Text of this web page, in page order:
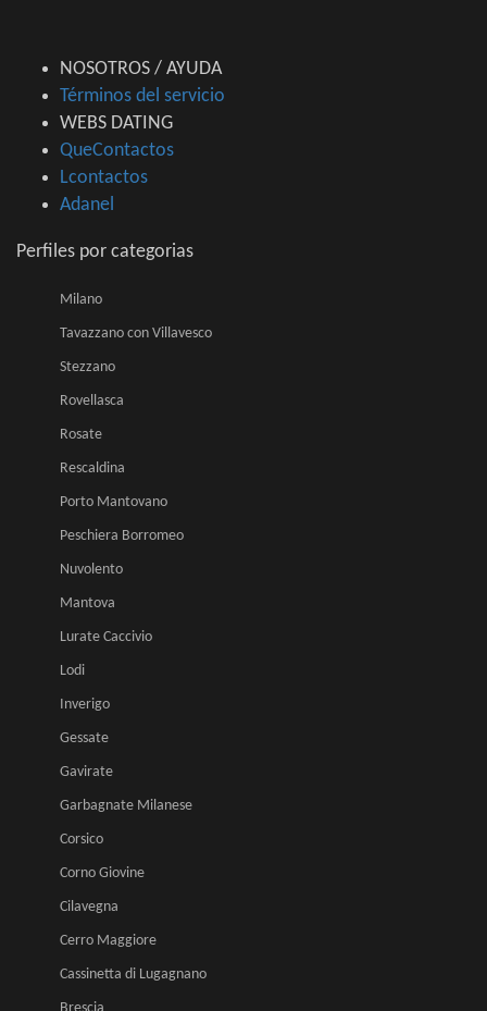
NOSOTROS / AYUDA
Términos del servicio
WEBS DATING
QueContactos
Lcontactos
Adanel
Perfiles por categorias
Milano
Tavazzano con Villavesco
Stezzano
Rovellasca
Rosate
Rescaldina
Porto Mantovano
Peschiera Borromeo
Nuvolento
Mantova
Lurate Caccivio
Lodi
Inverigo
Gessate
Gavirate
Garbagnate Milanese
Corsico
Corno Giovine
Cilavegna
Cerro Maggiore
Cassinetta di Lugagnano